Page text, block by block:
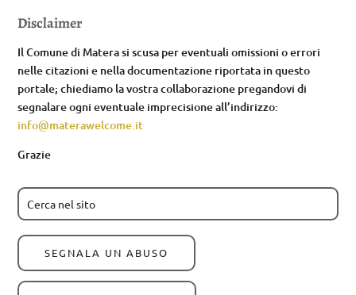
Disclaimer
Il Comune di Matera si scusa per eventuali omissioni o errori
nelle citazioni e nella documentazione riportata in questo
portale; chiediamo la vostra collaborazione pregandovi di
segnalare ogni eventuale imprecisione all’indirizzo:
info@materawelcome.it
Grazie
SEGNALA UN ABUSO